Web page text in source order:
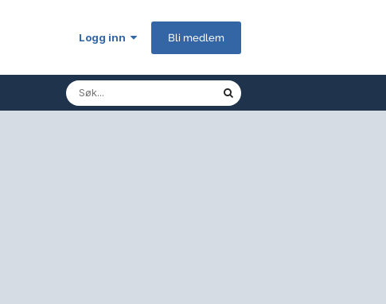
Logg inn Bli medlem